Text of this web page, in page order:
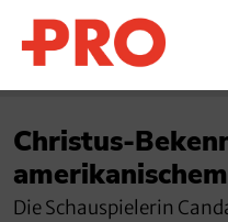
Christus-
amerikanischem
Die Schauspielerin